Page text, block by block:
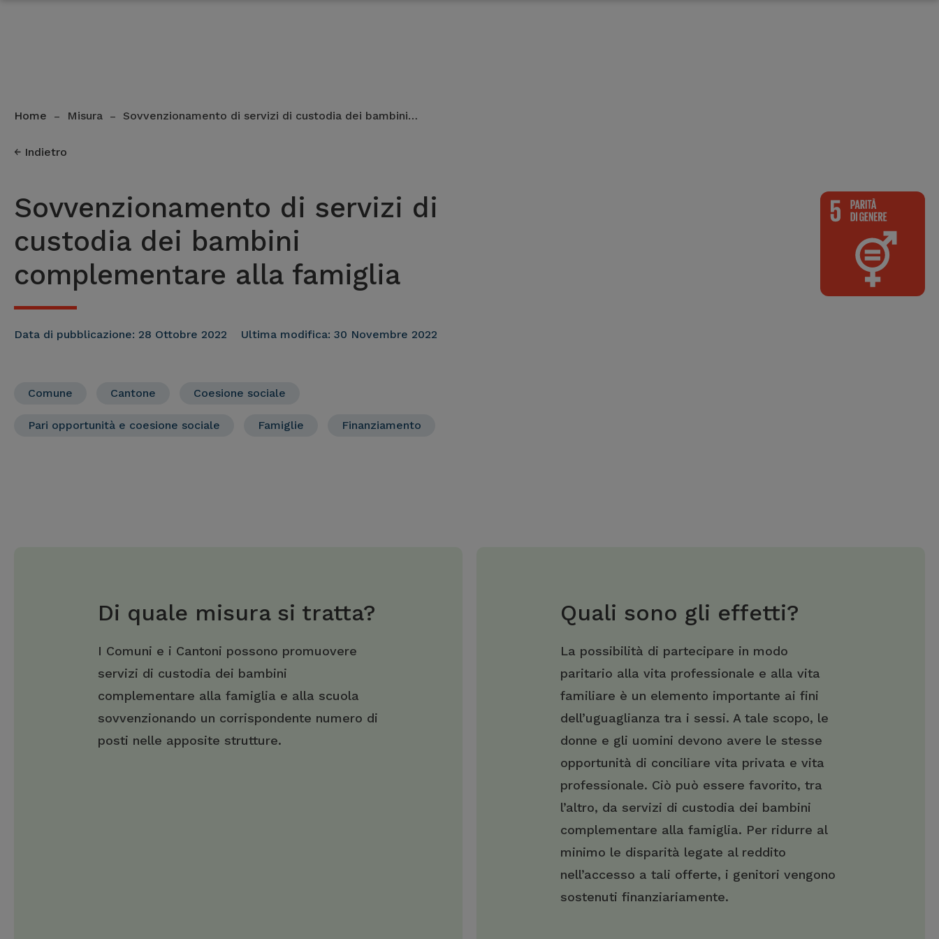
Home – Misura – Sovvenzionamento di servizi di custodia dei bambini…
Indietro
Sovvenzionamento di servizi di
custodia dei bambini
complementare alla famiglia
Data di pubblicazione: 28 Ottobre 2022 Ultima modifica: 30 Novembre 2022
Comune Cantone Coesione sociale
Pari opportunità e coesione sociale Famiglie Finanziamento
Di quale misura si tratta?
I Comuni e i Cantoni possono promuovere
servizi di custodia dei bambini
complementare alla famiglia e alla scuola
sovvenzionando un corrispondente numero di
posti nelle apposite strutture.
Quali sono gli effetti?
La possibilità di partecipare in modo
paritario alla vita professionale e alla vita
familiare è un elemento importante ai fini
dell’uguaglianza tra i sessi. A tale scopo, le
donne e gli uomini devono avere le stesse
opportunità di conciliare vita privata e vita
professionale. Ciò può essere favorito, tra
l’altro, da servizi di custodia dei bambini
complementare alla famiglia. Per ridurre al
minimo le disparità legate al reddito
nell’accesso a tali offerte, i genitori vengono
sostenuti finanziariamente.